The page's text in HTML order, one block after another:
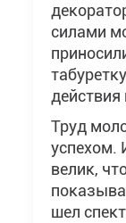
силами
действия
Труд
успехом.
велик,
шел